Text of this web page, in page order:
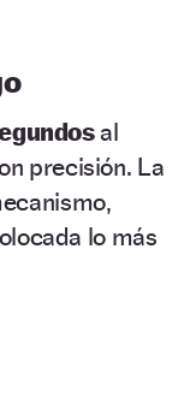
al
precisión. La
lo más